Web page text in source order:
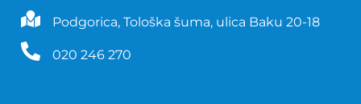
Podgorica, Tološka šuma, ulica Baku 20-18
020 246 270